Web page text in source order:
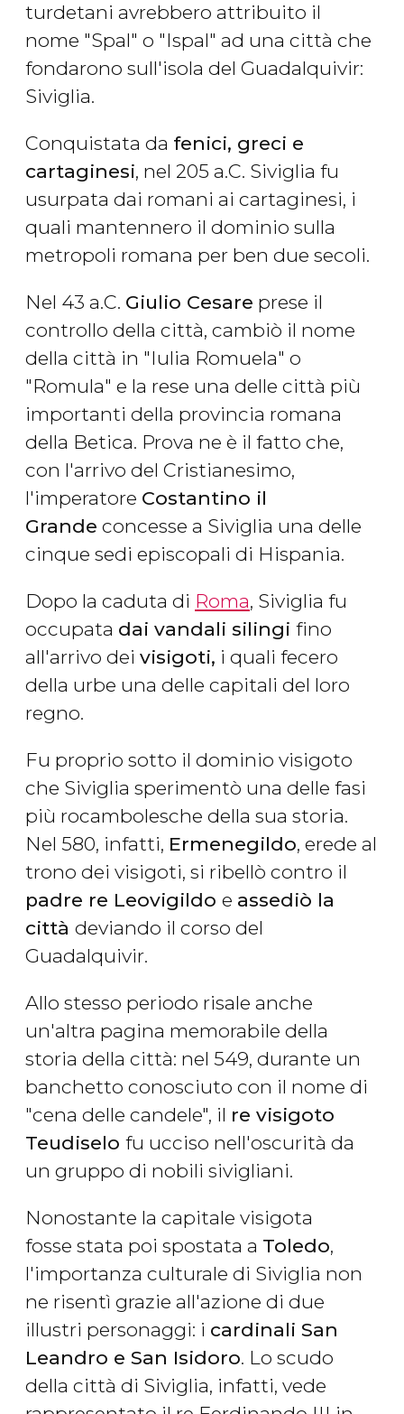
turdetani avrebbero attribuito il
nome "Spal" o "Ispal" ad una città che
fondarono sull'isola del Guadalquivir:
Siviglia.
Conquistata da fenici, greci e
cartaginesi, nel 205 a.C. Siviglia fu
usurpata dai romani ai cartaginesi, i
quali mantennero il dominio sulla
metropoli romana per ben due secoli.
Nel 43 a.C. Giulio Cesare prese il
controllo della città, cambiò il nome
della città in "Iulia Romuela" o
"Romula" e la rese una delle città più
importanti della provincia romana
della Betica. Prova ne è il fatto che,
con l'arrivo del Cristianesimo,
l'imperatore Costantino il
Grande concesse a Siviglia una delle
cinque sedi episcopali di Hispania.
Dopo la caduta di Roma, Siviglia fu
occupata dai vandali silingi fino
all'arrivo dei visigoti, i quali fecero
della urbe una delle capitali del loro
regno.
Fu proprio sotto il dominio visigoto
che Siviglia sperimentò una delle fasi
più rocambolesche della sua storia.
Nel 580, infatti, Ermenegildo, erede al
trono dei visigoti, si ribellò contro il
padre re Leovigildo e assediò la
città deviando il corso del
Guadalquivir.
Allo stesso periodo risale anche
un'altra pagina memorabile della
storia della città: nel 549, durante un
banchetto conosciuto con il nome di
"cena delle candele", il re visigoto
Teudiselo fu ucciso nell'oscurità da
un gruppo di nobili sivigliani.
Nonostante la capitale visigota
fosse stata poi spostata a Toledo,
l'importanza culturale di Siviglia non
ne risentì grazie all'azione di due
illustri personaggi: i cardinali San
Leandro e San Isidoro. Lo scudo
della città di Siviglia, infatti, vede